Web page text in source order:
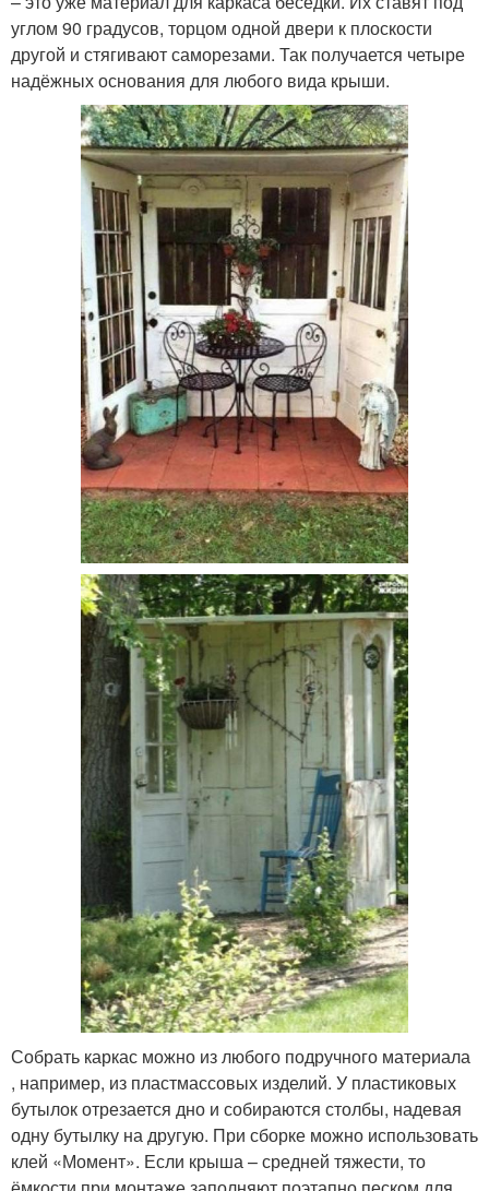
углом 90 градусов, торцом одной двери к плоскости
другой и стягивают саморезами. Так получается четыре
надёжных основания для любого вида крыши.
Собрать каркас можно из любого подручного материала
, например, из пластмассовых изделий. У пластиковых
бутылок отрезается дно и собираются столбы, надевая
одну бутылку на другую. При сборке можно использовать
клей «Момент». Если крыша – средней тяжести, то